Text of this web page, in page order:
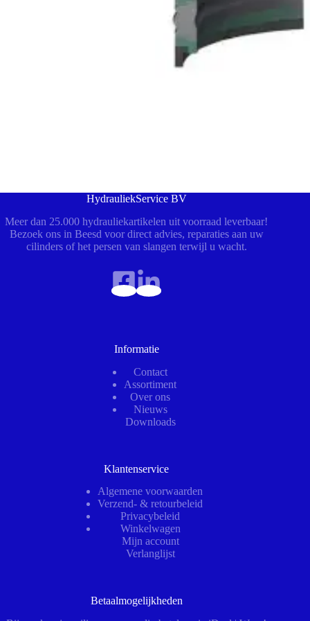
HydrauliekService BV
Meer dan 25.000 hydrauliekartikelen uit voorraad leverbaar!
Bezoek ons in Beesd voor direct advies, reparaties aan uw
cilinders of het persen van slangen terwijl u wacht.
Informatie
Contact
Assortiment
Over ons
Nieuws
Downloads
Klantenservice
Algemene voorwaarden
Verzend- & retourbeleid
Privacybeleid
Winkelwagen
Mijn account
Verlanglijst
Betaalmogelijkheden